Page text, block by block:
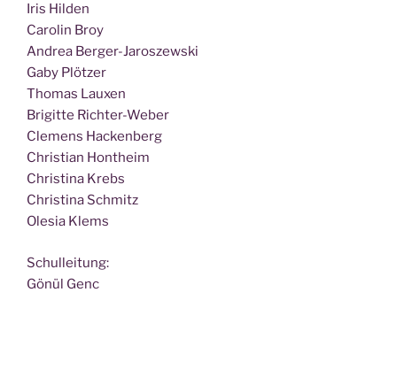
Iris Hilden
Caro­lin Broy
Andrea Berger-Jaroszewski
Gaby Plötzer
Tho­mas Lauxen
Bri­git­te Richter-Weber
Cle­mens Hackenberg
Chris­ti­an Hontheim
Chris­ti­na Krebs
Chris­ti­na Schmitz
Ole­sia Klems
Schul­lei­tung:
Gönül Genc